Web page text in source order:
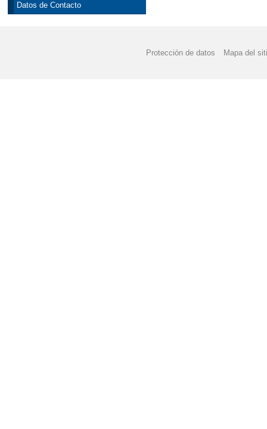
Datos de Contacto
Protección de datos Mapa del